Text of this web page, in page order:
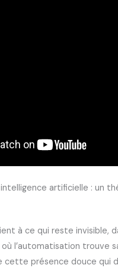
artificielle : un
à ce qui reste invisible,
l’automatisation trouve
cette présence douce qui